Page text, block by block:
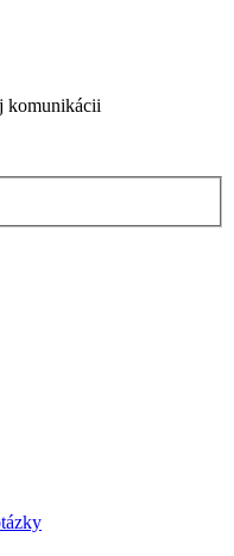
komunikácii